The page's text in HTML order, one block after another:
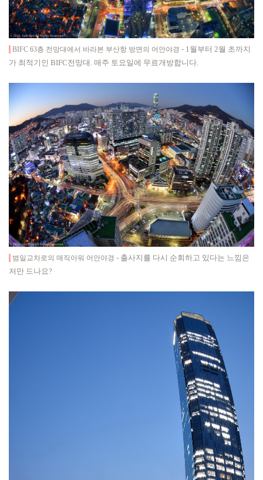
BIFC 63층 전망대에서 바라본 부산항 방면의 어안야경 - 1월부터 2월 초까지
가 최적기인 BIFC전망대 . 매주 토요일에 무료개방합니다.
범일교차로의 매직아워 어안야경 - 출사지를 다시 순회하고 있다는 느낌은
저만 드나요?